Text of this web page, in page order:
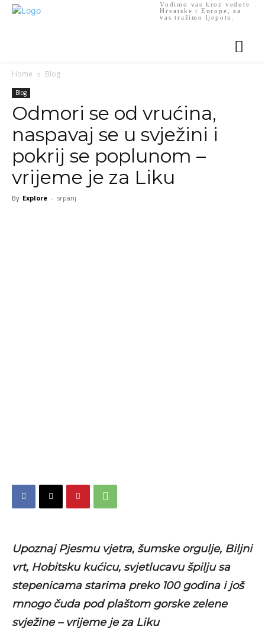
Vodimo vas kroz vedute
Hrvatske i Europe, za
vas tražimo ljepotu.
Home Blog
Blog
Odmori se od vrućina,
naspavaj se u svježini i
pokrij se poplunom –
vrijeme je za Liku
By Explore - srpanj
Upoznaj Pjesmu vjetra, šumske orgulje, Biljni
vrt, Hobitsku kućicu, svjetlucavu špilju sa
stepenicama starima preko 100 godina i još
mnogo čuda pod plaštom gorske zelene
svježine – vrijeme je za Liku